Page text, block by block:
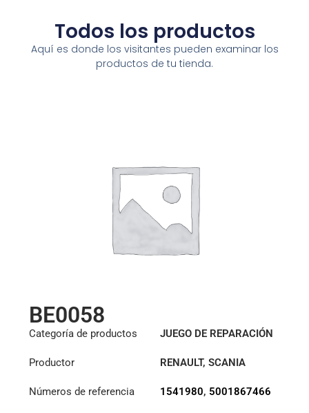
Todos los productos
Aquí es donde los visitantes pueden examinar los
productos de tu tienda.
BE0058
Categoría de productos
JUEGO DE REPARACIÓN
Productor
RENAULT,SCANIA
Números de referencia 1541980, 5001867466